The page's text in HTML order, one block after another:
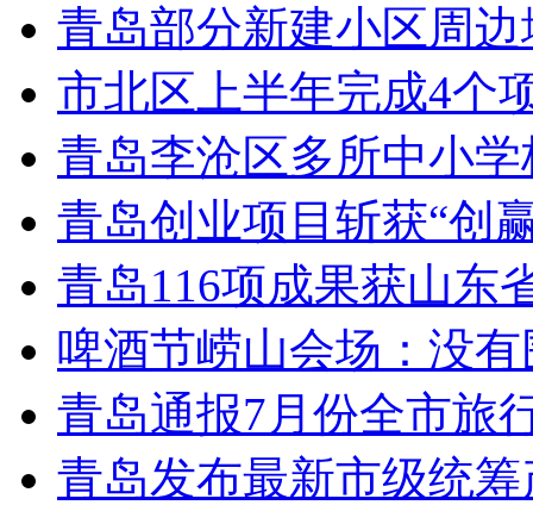
青岛部分新建小区周
市北区上半年完成4个
青岛李沧区多所中小
青岛创业项目斩获“创
青岛116项成果获山东
啤酒节崂山会场：没有
青岛通报7月份全市旅
青岛发布最新市级统